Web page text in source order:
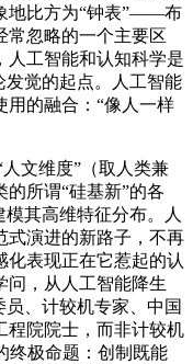
地比方为“钟表”——布
常忽略的一个主要区
人工智能和认知科学是
觉的起点。人工智能
用的融合：“像人一样
文维度”（取人类兼
所谓“硅基新”的各
其高维特征分布。人
式演进的新路子，不再
化表现正在它惹起的认
问，从人工智能降生
员、计较机专家、中国
程院院士，而非计较机
终极命题：创制既能